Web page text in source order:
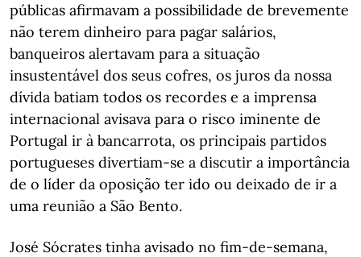
públicas afirmavam a possibilidade de brevemente
não terem dinheiro para pagar salários,
banqueiros alertavam para a situação
insustentável dos seus cofres, os juros da nossa
dívida batiam todos os recordes e a imprensa
internacional avisava para o risco iminente de
Portugal ir à bancarrota, os principais partidos
portugueses divertiam-se a discutir a importância
de o líder da oposição ter ido ou deixado de ir a
uma reunião a São Bento.
José Sócrates tinha avisado no fim-de-semana,